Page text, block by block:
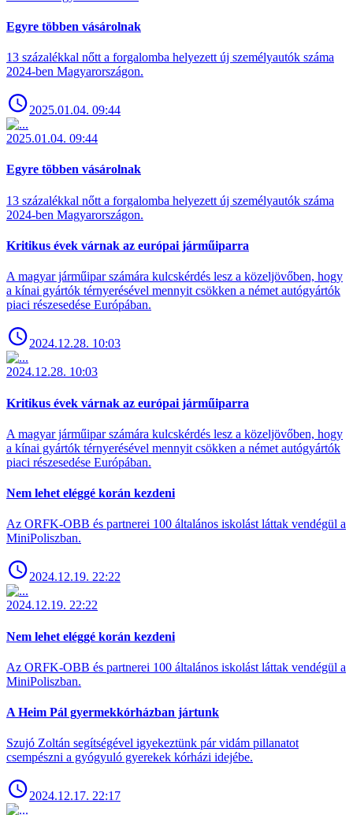
Egyre többen vásárolnak
13 százalékkal nőtt a forgalomba helyezett új személyautók száma
2024-ben Magyarországon.
2025.01.04. 09:44
2025.01.04. 09:44
Egyre többen vásárolnak
13 százalékkal nőtt a forgalomba helyezett új személyautók száma
2024-ben Magyarországon.
Kritikus évek várnak az európai járműiparra
A magyar járműipar számára kulcskérdés lesz a közeljövőben, hogy
a kínai gyártók térnyerésével mennyit csökken a német autógyártók
piaci részesedése Európában.
2024.12.28. 10:03
2024.12.28. 10:03
Kritikus évek várnak az európai járműiparra
A magyar járműipar számára kulcskérdés lesz a közeljövőben, hogy
a kínai gyártók térnyerésével mennyit csökken a német autógyártók
piaci részesedése Európában.
Nem lehet eléggé korán kezdeni
Az ORFK-OBB és partnerei 100 általános iskolást láttak vendégül a
MiniPoliszban.
2024.12.19. 22:22
2024.12.19. 22:22
Nem lehet eléggé korán kezdeni
Az ORFK-OBB és partnerei 100 általános iskolást láttak vendégül a
MiniPoliszban.
A Heim Pál gyermekkórházban jártunk
Szujó Zoltán segítségével igyekeztünk pár vidám pillanatot
csempészni a gyógyuló gyerekek kórházi idejébe.
2024.12.17. 22:17